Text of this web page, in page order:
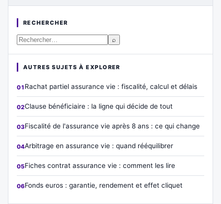
RECHERCHER
⌕
AUTRES SUJETS À EXPLORER
Rachat partiel assurance vie : fiscalité, calcul et délais
Clause bénéficiaire : la ligne qui décide de tout
Fiscalité de l'assurance vie après 8 ans : ce qui change
Arbitrage en assurance vie : quand rééquilibrer
Fiches contrat assurance vie : comment les lire
Fonds euros : garantie, rendement et effet cliquet